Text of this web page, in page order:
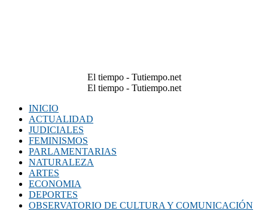
El tiempo - Tutiempo.net
El tiempo - Tutiempo.net
INICIO
ACTUALIDAD
JUDICIALES
FEMINISMOS
PARLAMENTARIAS
NATURALEZA
ARTES
ECONOMIA
DEPORTES
OBSERVATORIO DE CULTURA Y COMUNICACIÓN